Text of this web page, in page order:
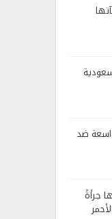
سعودية
ضد
جرأةً